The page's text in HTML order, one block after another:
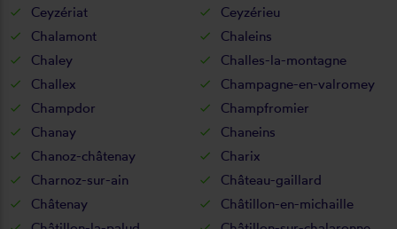
Ceyzériat
Ceyzérieu
Chalamont
Chaleins
Chaley
Challes-la-montagne
Challex
Champagne-en-valromey
Champdor
Champfromier
Chanay
Chaneins
Chanoz-châtenay
Charix
Charnoz-sur-ain
Château-gaillard
Châtenay
Châtillon-en-michaille